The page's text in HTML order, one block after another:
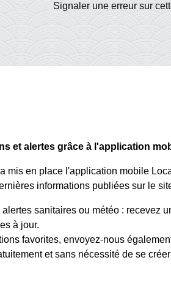
Signaler une erreur sur
et alertes grâce à l'application
mis en place l'application mobile
informations publiées sur le
sanitaires ou météo : recevez
à jour.
favorites, envoyez-nous
et sans nécessité de se